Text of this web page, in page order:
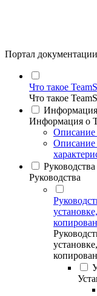
Портал
Что такое
Что такое
Информация
Информация о
Описание
Описание
Руководства
Руководства